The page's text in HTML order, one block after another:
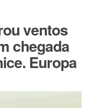
ventos
chegada
Europa